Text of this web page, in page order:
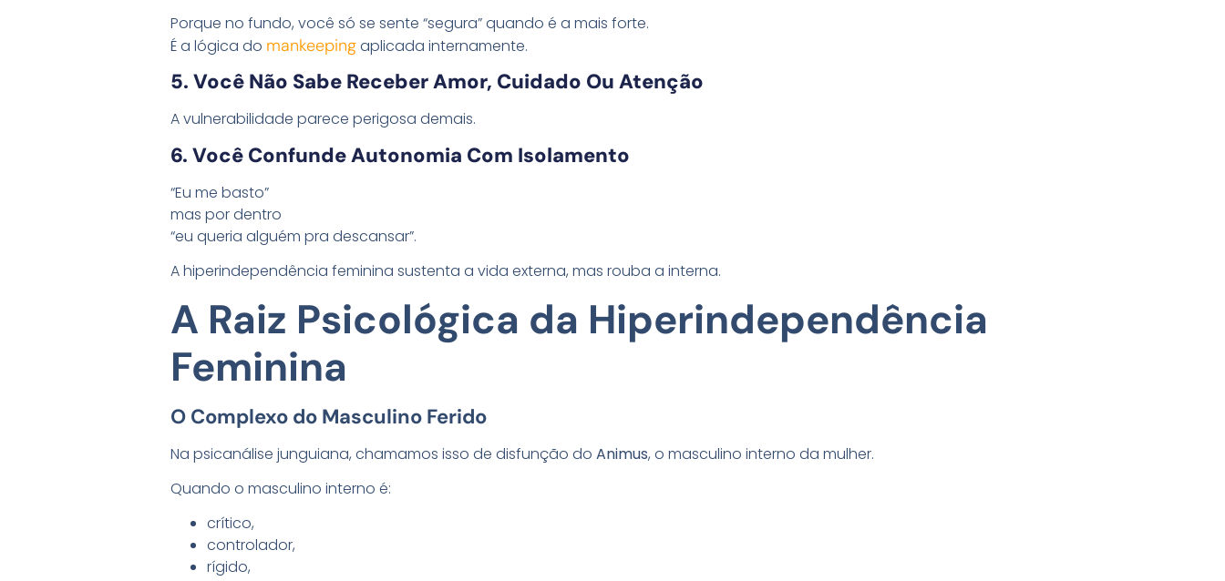
Porque no fundo, você só se sente “segura” quando é a mais forte.
É a lógica do mankeepingaplicada internamente.
5. Você Não Sabe Receber Amor, Cuidado Ou Atenção
A vulnerabilidade parece perigosa demais.
6. Você Confunde Autonomia Com Isolamento
“Eu me basto”
mas por dentro
“eu queria alguém pra descansar”.
A hiperindependência feminina sustenta a vida externa, mas rouba a interna.
A Raiz Psicológica da Hiperindependência
Feminina
O Complexo do Masculino Ferido
Na psicanálise junguiana, chamamos isso de disfunção do Animus, o masculino interno da mulher.
Quando o masculino interno é:
crítico,
controlador,
rígido,